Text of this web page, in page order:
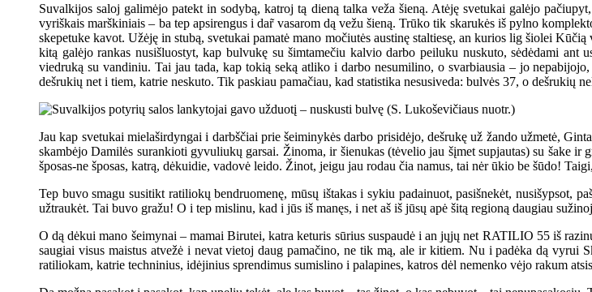
Suvalkijos saloj galimėjo patekt in sodybą, katroj tą dieną talka veža šieną. Atėję svetukai galėjo
vyriškais marškiniais – ba tep apsirengus i dar̃ vasarom dą vežu šieną. Trūko tik skarukės iš pylno
skepetuke kavot. Užėję in stubą, svetukai pamatė mano močiutės austinę staltiesę, an kurios lig šiolei
kitą galėjo rankas nusišluostyt, kap bulvukę su šimtamečiu kalvio darbo peiluku nuskuto, sėdėdami
viedruką su vandiniu. Tai jau tada, kap tokią seką atliko i darbo nesumilino, o svarbiausia – jo
dešrukių net i tiem, katrie neskuto. Tik paskiau pamačiau, kad statistika nesusiveda: bulvės 37, o dešrukių
Jau kap svetukai mielaširdyngai i darbščiai prie šeiminykės darbo prisidėjo, dešrukę už žando užmetė,
skambėjo Damilės surankioti gyvuliukų garsai. Žinoma, ir šienukas (tėvelio jau šįmet supjautas) su šake
šposas-ne šposas, katrą, dėkuidie, vadovė leido. Žinot, jeigu jau rodau čia namus, tai nėr ūkio be šūdo!
Tep buvo smagu susitikt ratiliokų bendruomenę, mūsų ištakas i sykiu padainuot, pasišnekėt, nusišypsot,
užtraukėt. Tai buvo gražu! O i tep mislinu, kad i jūs iš manęs, i net aš iš jūsų apė šitą regioną daugiau
O dą dėkui mano šeimynai – mamai Birutei, katra keturis sūrius suspaudė i an jųjų net RATILIO 55 iš
saugiai visus maistus atvežė i nevat vietoj daug pamačino, ne tik mą, ale ir kitiem. Nu i padėka dą vyrui
ratiliokam, katrie techninius, idėjinius sprendimus sumislino i palapines, katros dėl nemenko vėjo rakum